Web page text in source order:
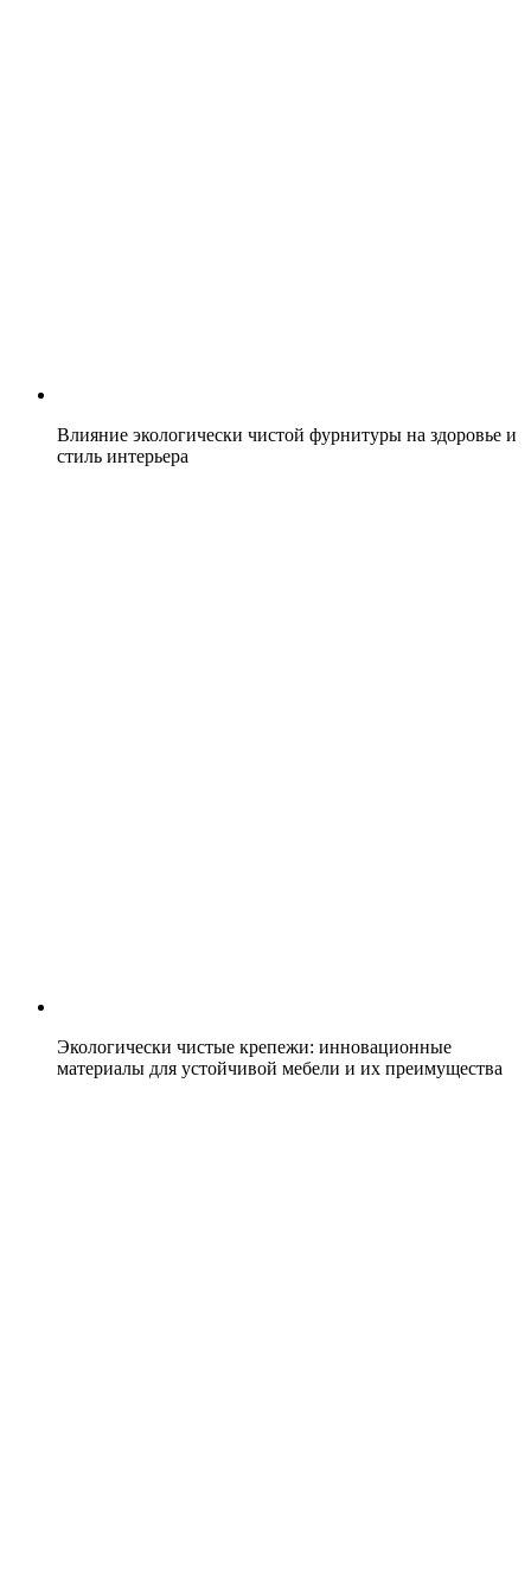
Влияние экологически чистой фурнитуры на здоровье и
стиль интерьера
Экологически чистые крепежи: инновационные
материалы для устойчивой мебели и их преимущества